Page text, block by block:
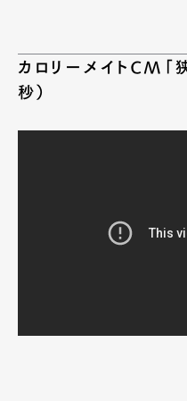
カロリーメイトCM
秒）